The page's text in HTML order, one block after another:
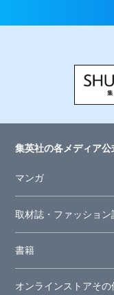
集英社の各メディア公
マンガ
取材誌・ファッション
書籍
オンラインストアその